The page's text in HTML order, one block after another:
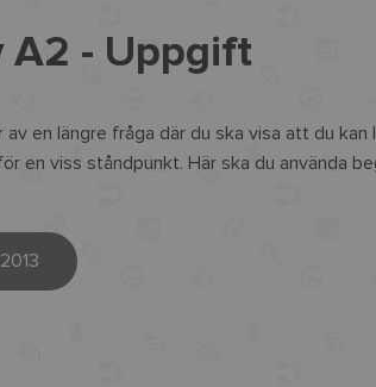
A2 - Uppgift
en längre fråga där du ska visa att du kan
en viss ståndpunkt. Här ska du använda